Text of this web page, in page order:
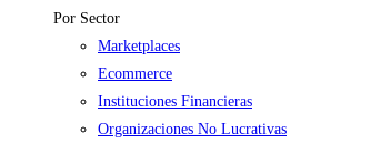
Por Sector
Marketplaces
Ecommerce
Instituciones Financieras
Organizaciones No Lucrativas